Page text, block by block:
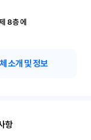
소개 및 정보
항